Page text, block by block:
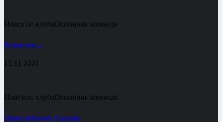
Новости клубаОсновная команда
Не наш день …
15.11.2021
Новости клубаОсновная команда
«Зенит» побеждает «Сахалин»